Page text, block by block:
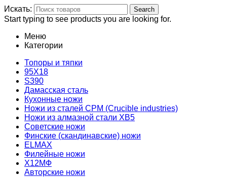
Искать: Search
Start typing to see products you are looking for.
Меню
Категории
Топоры и тяпки
95Х18
S390
Дамасская сталь
Кухонные ножи
Ножи из сталей CPM (Crucible industries)
Ножи из алмазной стали ХВ5
Советские ножи
Финские (скандинавские) ножи
ELMAX
Филейные ножи
Х12МФ
Авторские ножи